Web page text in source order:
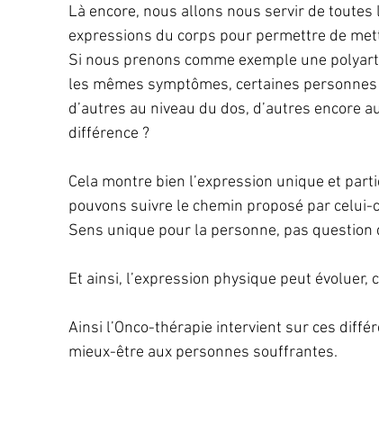
Là encore, nous allons nous servir de
expressions du corps pour permettre de
Si nous prenons comme exemple une
les mêmes symptômes, certaines
d’autres au niveau du dos, d’autres encore
différence ?
Cela montre bien l’expression unique et
pouvons suivre le chemin proposé par
Sens unique pour la personne, pas
Et ainsi, l’expression physique peut
Ainsi l’Onco-thérapie intervient sur ces
mieux-être aux personnes souffrantes.